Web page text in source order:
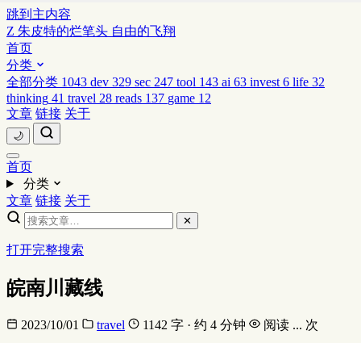
跳到主内容
Z 朱皮特的烂笔头 自由的飞翔
首页
分类
全部分类 1043 dev 329 sec 247 tool 143 ai 63 invest 6 life 32
thinking 41 travel 28 reads 137 game 12
文章 链接 关于
🌙
首页
分类
文章 链接 关于
✕
打开完整搜索
皖南川藏线
2023/10/01 travel 1142 字 · 约 4 分钟 阅读 ... 次